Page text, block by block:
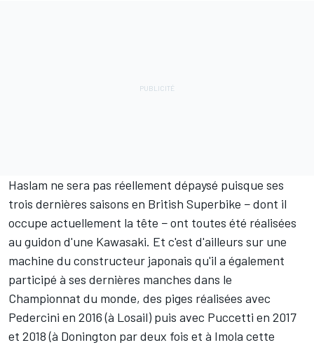
Haslam ne sera pas réellement dépaysé puisque ses
trois dernières saisons en British Superbike − dont il
occupe actuellement la tête − ont toutes été réalisées
au guidon d'une Kawasaki. Et c'est d'ailleurs sur une
machine du constructeur japonais qu'il a également
participé à ses dernières manches dans le
Championnat du monde, des piges réalisées avec
Pedercini en 2016 (à Losail) puis avec Puccetti en 2017
et 2018 (à Donington par deux fois et à Imola cette